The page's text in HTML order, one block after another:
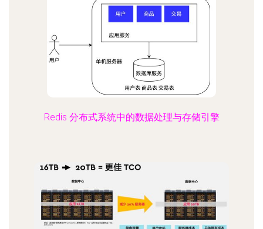
Redis 分布式系统中的数据处理与存储引擎